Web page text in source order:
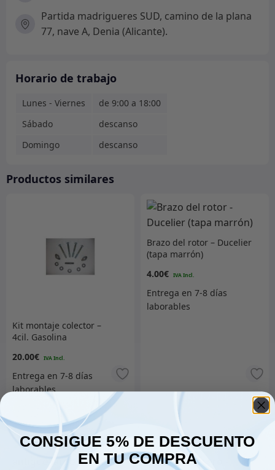
Partida madrigueres SUD, camino de la plana
77, nave A, Denia (Alicante).
Horario de trabajo
Lunes - Viernes
de 9:00 a 18:00
Sábado
descanso
Domingo
descanso
Productos similares
Kit montaje colector –
4cil. Gasolina
20.00€
Añadir al carrito
Brazo del rotor – Ducelier
(tapa marrón)
4.00€
CONSIGUE 5% DE DESCUENTO
EN TU COMPRA